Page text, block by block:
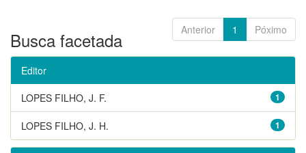
Anterior 1 Póximo
Busca facetada
Editor
1
LOPES FILHO, J. F.
1
LOPES FILHO, J. H.